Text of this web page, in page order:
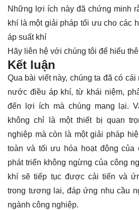
Những lợi ích này đã chứng minh
khí là một giải pháp tối ưu cho các
áp suất khí
Hãy liên hệ với chúng tôi để hiểu
Kết luận
Qua bài viết này, chúng ta đã có
nước điều áp khí, từ khái niệm,
đến lợi ích mà chúng mang lại.
không chỉ là một thiết bị quan
nghiệp mà còn là một giải pháp
toàn và tối ưu hóa hoạt động
phát triển không ngừng của công
khí sẽ tiếp tục được cải tiến và
trong tương lai, đáp ứng nhu cầu
ngành công nghiệp.